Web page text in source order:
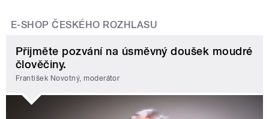
E-SHOP ČESKÉHO ROZHLASU
Přijměte pozvání na úsměvný doušek moudré
člověčiny.
František Novotný, moderátor